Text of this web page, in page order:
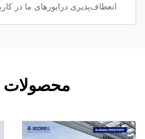
انعطاف‌پذیری درایورهای ما در
محصولات